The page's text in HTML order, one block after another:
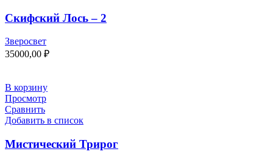
Скифский Лось – 2
Зверосвет
35000,00 ₽
В корзину
Просмотр
Сравнить
Добавить в список
Мистический Трирог